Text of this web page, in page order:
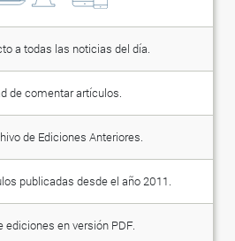
a todas las noticias del día.
de comentar artículos.
de Ediciones Anteriores.
publicadas desde el año 2011.
ediciones en versión PDF.